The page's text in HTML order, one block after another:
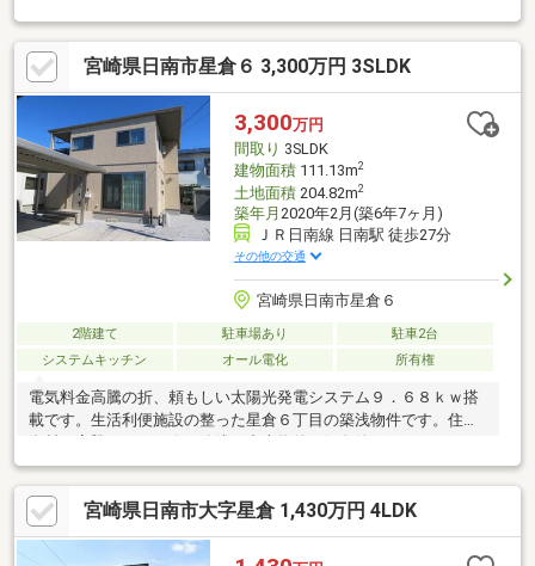
イド：852ｍ徒歩約11分◆ヤマダデンキ：1102ｍ徒歩約14分◆ド
ラッグコスモス：1311ｍ徒歩約17分◆日南総合運動公園：700ｍ
徒歩約9分◇現地のご案内について◇◆事前にご予約を頂けます
と夜間のご案内も柔軟に対応致します◆ご自宅や最寄り駅など、
ご指定の場所まで送迎致します◆経験豊富なスタッフが物件詳細
を丁寧にご説明致します
宮崎県日南市星倉６ 3,300万円 3SLDK
3,300万円
間取り 3SLDK
建物面積111.13m2
土地面積204.82m2
築年月 2020年2月(築6年7ヶ月)
ＪＲ日南線 日南駅 徒歩27分
その他の交通
宮崎県日南市星倉６
2階建て 駐車場あり
駐車2台
システムキッチン
オール電化 所有権
電気料金高騰の折、頼もしい太陽光発電システム９．６８ｋｗ搭
載です。生活利便施設の整った星倉６丁目の築浅物件です。住宅
宮崎県日南市大字星倉 1,430万円 4LDK